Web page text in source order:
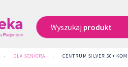
Wyszukaj produkt
› DLA SENIORA › CENTRUM SILVER 50+